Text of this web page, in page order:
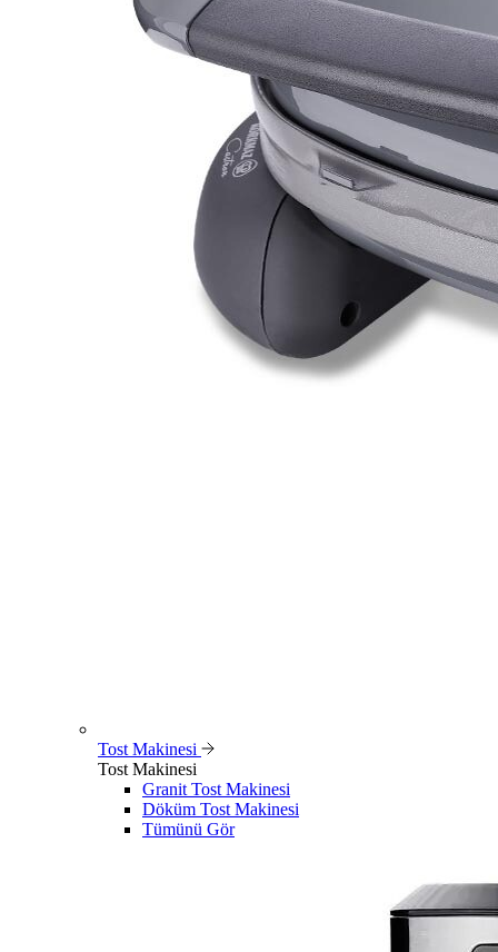
Tost Makinesi
Tost Makinesi
Granit Tost Makinesi
Döküm Tost Makinesi
Tümünü Gör